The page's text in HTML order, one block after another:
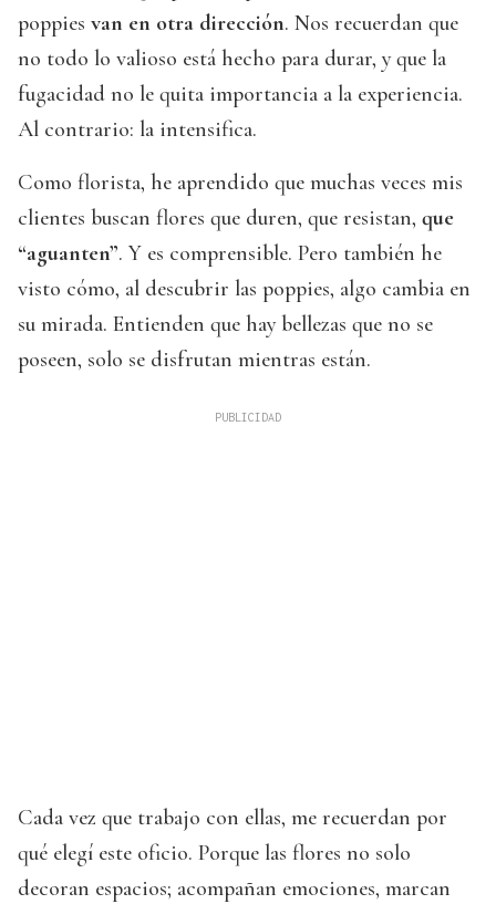
poppies van en otra dirección. Nos recuerdan que
no todo lo valioso está hecho para durar, y que la
fugacidad no le quita importancia a la experiencia.
Al contrario: la intensifica.
Como florista, he aprendido que muchas veces mis
clientes buscan flores que duren, que resistan, que
“aguanten”. Y es comprensible. Pero también he
visto cómo, al descubrir las poppies, algo cambia en
su mirada. Entienden que hay bellezas que no se
poseen, solo se disfrutan mientras están.
Cada vez que trabajo con ellas, me recuerdan por
qué elegí este oficio. Porque las flores no solo
decoran espacios; acompañan emociones, marcan